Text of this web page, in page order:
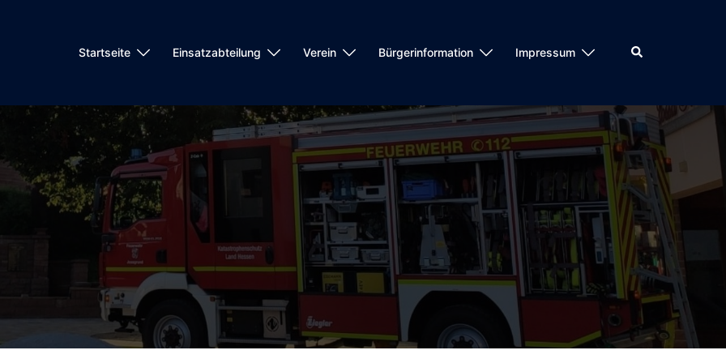
Startseite Einsatzabteilung Verein Bürgerinformation Impressum Suche